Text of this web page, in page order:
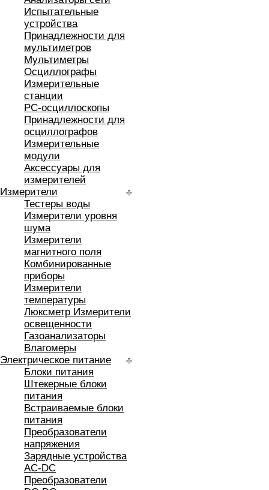
Испытательные
устройства
Принадлежности для
мультиметров
Мультиметры
Осциллографы
Измерительные
станции
РС-осциллоскопы
Принадлежности для
осциллографов
Измерительные
модули
Аксессуары для
измерителей
Измерители
Тестеры воды
Измерители уровня
шума
Измерители
магнитного поля
Комбинированные
приборы
Измерители
температуры
Люксметр Измерители
освещенности
Газоанализаторы
Влагомеры
Электрическое питание
Блоки питания
Штекерные блоки
питания
Встраиваемые блоки
питания
Преобразователи
напряжения
Зарядные устройства
AC-DC
Преобразователи